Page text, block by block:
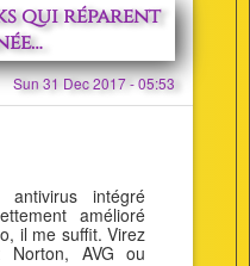
qui réparent
Sun 31 Dec 2017 - 05:53
intégré
amélioré
il me suffit. Virez
AVG ou